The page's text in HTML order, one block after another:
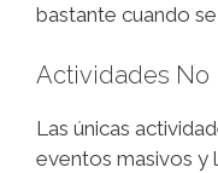
bastante cuando
Actividades No
Las únicas
eventos masivos y